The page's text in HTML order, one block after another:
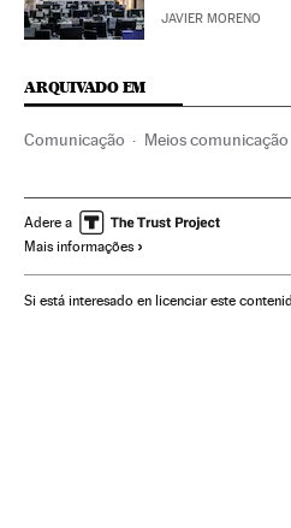
JAVIER MORENO
ARQUIVADO EM
Comunicação Meios comunicação
Grupo comunicación Grupo Prisa
Pepa Bueno
El País CINCO DÍAS RTVE
Adere a
Mais informações
Si está interesado en licenciar este